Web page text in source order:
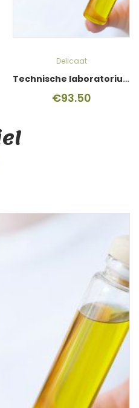
Delicaat
Technische laboratoriumtest
€93.50